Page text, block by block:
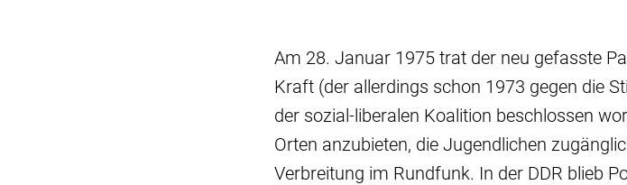
Am 28. Januar 1975 trat der neu gefasste
Kraft (der allerdings schon 1973 gegen die
der sozial-liberalen Koalition beschlossen
Orten anzubieten, die Jugendlichen
Verbreitung im Rundfunk. In der DDR blieb